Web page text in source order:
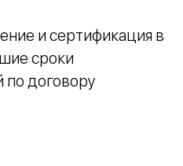
и сертификация в
сроки
по договору